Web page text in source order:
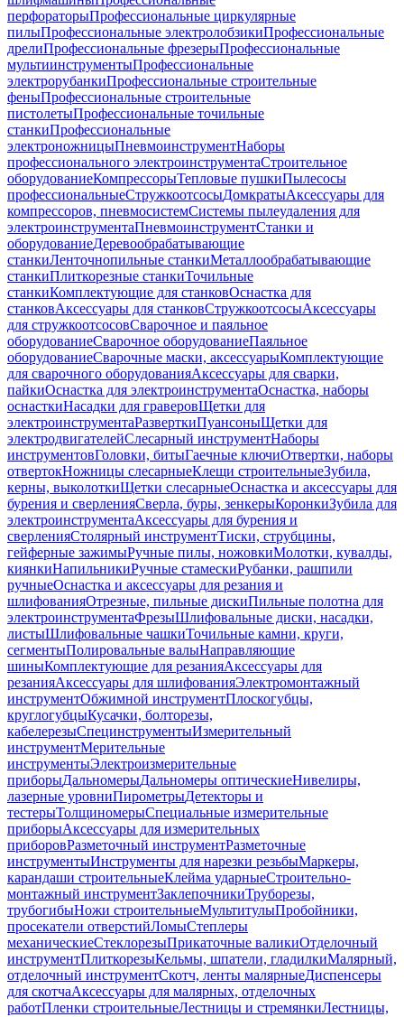
перфораторыПрофессиональные циркулярные
пилыПрофессиональные электролобзикиПрофессиональные
дрелиПрофессиональные фрезерыПрофессиональные
мультиинструментыПрофессиональные
электрорубанкиПрофессиональные строительные
феныПрофессиональные строительные
пистолетыПрофессиональные точильные
станкиПрофессиональные
электроножницыПневмоинструментНаборы
профессионального электроинструментаСтроительное
оборудованиеКомпрессорыТепловые пушкиПылесосы
профессиональныеСтружкоотсосыДомкратыАксессуары для
компрессоров, пневмосистемСистемы пылеудаления для
электроинструментаПневмоинструментСтанки и
оборудованиеДеревообрабатывающие
станкиЛенточнопильные станкиМеталлообрабатывающие
станкиПлиткорезные станкиТочильные
станкиКомплектующие для станковОснастка для
станковАксессуары для станковСтружкоотсосыАксессуары
для стружкоотсосовСварочное и паяльное
оборудованиеСварочное оборудованиеПаяльное
оборудованиеСварочные маски, аксессуарыКомплектующие
для сварочного оборудованияАксессуары для сварки,
пайкиОснастка для электроинструментаОснастка, наборы
оснасткиНасадки для граверовЩетки для
электроинструментаРазверткиПуансоныЩетки для
электродвигателейСлесарный инструментНаборы
инструментовГоловки, битыГаечные ключиОтвертки, наборы
отвертокНожницы слесарныеКлещи строительныеЗубила,
керны, выколоткиЩетки слесарныеОснастка и аксессуары для
бурения и сверленияСверла, буры, зенкерыКоронкиЗубила для
электроинструментаАксессуары для бурения и
сверленияСтолярный инструментТиски, струбцины,
гейферные зажимыРучные пилы, ножовкиМолотки, кувалды,
киянкиНапильникиРучные стамескиРубанки, рашпили
ручныеОснастка и аксессуары для резания и
шлифованияОтрезные, пильные дискиПильные полотна для
электроинструментаФрезыШлифовальные диски, насадки,
листыШлифовальные чашкиТочильные камни, круги,
сегментыПолировальные валыНаправляющие
шиныКомплектующие для резанияАксессуары для
резанияАксессуары для шлифованияЭлектромонтажный
инструментОбжимной инструментПлоскогубцы,
круглогубцыКусачки, болторезы,
кабелерезыСпецинструментыИзмерительный
инструментМерительные
инструментыЭлектроизмерительные
приборыДальномерыДальномеры оптическиеНивелиры,
лазерные уровниПирометрыДетекторы и
тестерыТолщиномерыСпециальные измерительные
приборыАксессуары для измерительных
приборовРазметочный инструментРазметочные
инструментыИнструменты для нарезки резьбыМаркеры,
карандаши строительныеКлейма ударныеСтроительно-
монтажный инструментЗаклепочникиТруборезы,
трубогибыНожи строительныеМультитулыПробойники,
просекатели отверстийЛомыСтеплеры
механическиеСтеклорезыПрикаточные валикиОтделочный
инструментПлиткорезыКельмы, шпатели, гладилкиМалярный,
отделочный инструментСкотч, ленты малярныеДиспенсеры
для скотчаАксессуары для малярных, отделочных
работПленки строительныеЛестницы и стремянкиЛестницы,